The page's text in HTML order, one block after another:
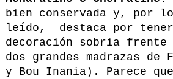
bien conservada y, por lo
leído, destaca por
decoración sobria
dos grandes madrazas
y Bou Inania). Parece